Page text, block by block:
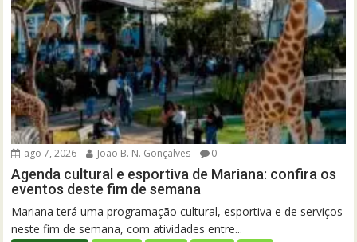
ago 7, 2026 João B. N. Gonçalves 0
Agenda cultural e esportiva de Mariana: confira os
eventos deste fim de semana
Mariana terá uma programação cultural, esportiva e de serviços
neste fim de semana, com atividades entre...